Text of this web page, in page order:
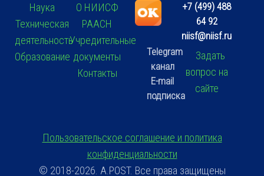
Наука
Техническая
деятельность
Образование
О НИИСФ
РААСН
Учредительные
документы
Контакты
Telegram
канал
E-mail
подписка
+7 (499) 488
64 92
niisf@niisf.ru
Задать
вопрос на
сайте
Пользовательское соглашение и политика
конфиденциальности
© 2018-2026. A.POST. Все права защищены